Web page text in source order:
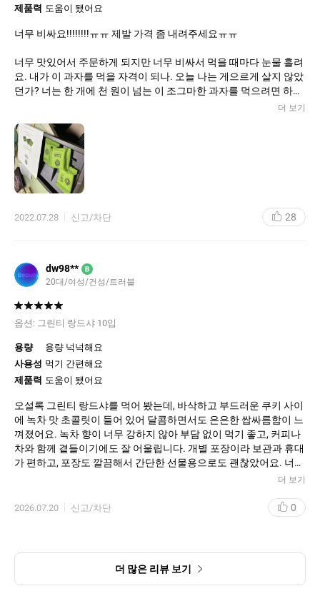
판매자 정보
사업자 주소 서울시 용산구 한강대로 100
고객 문의 대표 번호 0800305454
통신판매신고번호
대표이메일
제품력 도움이 됐어요
너무 비싸요!!!!!!!!ㅠㅠ 제발 가격 좀 내려주세요ㅠㅠ
너무 맛있어서 주문하게 되지만 너무 비싸서 먹을 때마다 눈물 흘려
요. 내가 이 과자를 먹을 자격이 되나. 오늘 나는 게으르게 살지 않았
던가? 너는 한 개에 천 원이 넘는 이 조그마한 과자를 먹으려면 하루
를 정말 잘 살아야 할 것이야. 이런 말이 뇌의 어딘가에서 들려오는
돈 많이 벌어서 이런 과자 백 개 천 개 쌓아두고 먹는 게 제 소원입니
다. 하나 먹고 하나 들고 거실 나갔다가 엄마 아빠한테 5개 뺏기고
엉엉 울며 들어와서 고이고이 모셔두고 있는 3개 입니다. 누가 몇 개
먹었는지 다 기억해요. 그 정도입니다. 감사해요.
더 보기
2022.07.28 신고/차단 28
dw98** B
20대/여성/건성/트러블
옵션: 그린티 랑드샤 10입
용량
용량 넉넉해요
사용성 먹기 간편해요
제품력 도움이 됐어요
오설록 그린티 랑드샤를 먹어 봤는데, 바삭하고 부드러운 쿠키 사이
에 녹차 맛 초콜릿이 들어 있어 달콤하면서도 은은한 쌉싸름함이 느
껴졌어요. 녹차 향이 너무 강하지 않아 부담 없이 먹기 좋고, 커피나
차와 함께 곁들이기에도 잘 어울립니다. 개별 포장이라 보관과 휴대
가 편하고, 포장도 깔끔해서 간단한 선물용으로도 괜찮았어요. 너무
달기만 한 과자보다 녹차 풍미가 있는 디저트를 좋아한다면 만족할
더 보기
2026.07.20 신고/차단 0
더 많은 리뷰 보기